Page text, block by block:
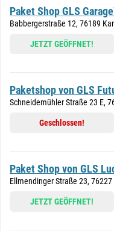
Paket Shop GLS
Babbergerstraße 12, 76189
JETZT GEÖFFNET!
Paketshop von GLS
Schneidemühler Straße 23 E,
Geschlossen!
Paket Shop von GLS
Ellmendinger Straße 23, 76227
JETZT GEÖFFNET!